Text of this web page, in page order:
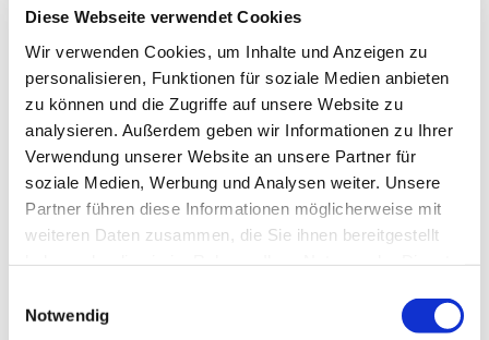
Diese Webseite verwendet Cookies
Wir verwenden Cookies, um Inhalte und Anzeigen zu
personalisieren, Funktionen für soziale Medien anbieten
zu können und die Zugriffe auf unsere Website zu
analysieren. Außerdem geben wir Informationen zu Ihrer
Verwendung unserer Website an unsere Partner für
soziale Medien, Werbung und Analysen weiter. Unsere
Partner führen diese Informationen möglicherweise mit
weiteren Daten zusammen, die Sie ihnen bereitgestellt
Notwendig